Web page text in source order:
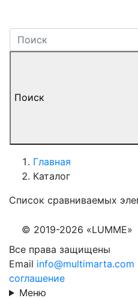
Поиск
Главная
Каталог
Список сравниваемых
© 2019-2026 «LUMME»
Все права защищены
Email info@multimarta.com
соглашение
Меню